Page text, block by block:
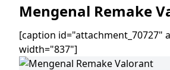
Mengenal Remake
[caption id="attachment_70727"
width="837"]